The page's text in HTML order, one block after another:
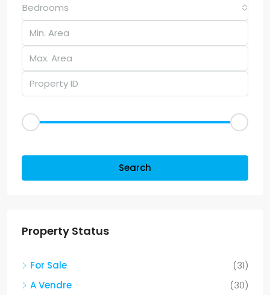
Bedrooms
Search
Property Status
For Sale
(31)
A Vendre
(30)